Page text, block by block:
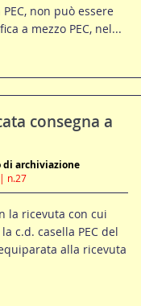
non può essere
a mezzo PEC, nel...
consegna a
di archiviazione
n.27
la ricevuta con cui
c.d. casella PEC del
alla ricevuta